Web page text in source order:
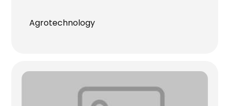
Agrotechnology